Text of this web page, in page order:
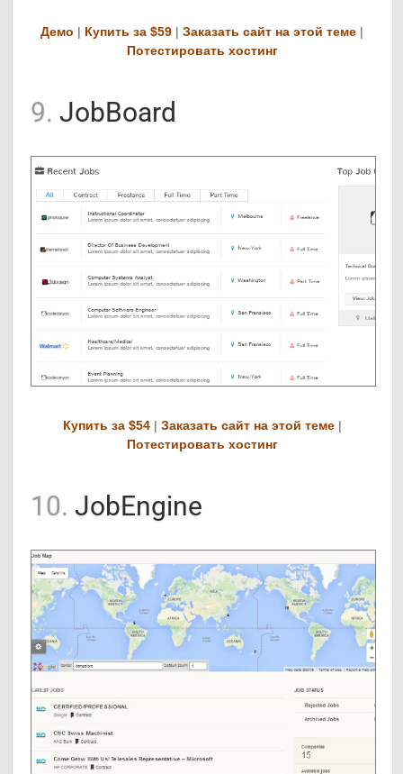
Демо | Купить за $59 |Заказать сайт на этой теме |
Потестировать хостинг
9. JobBoard
Купить за $54| Заказать сайт на этой теме|
Потестировать хостинг
10. JobEngine